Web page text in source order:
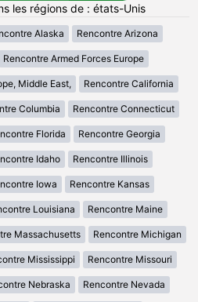
les régions de : états-Unis
Alaska Rencontre Arizona
Rencontre Armed Forces Europe
Middle East, Rencontre California
Columbia Rencontre Connecticut
Florida Rencontre Georgia
Idaho Rencontre Illinois
Iowa Rencontre Kansas
Louisiana Rencontre Maine
Massachusetts Rencontre Michigan
Mississippi Rencontre Missouri
Nebraska Rencontre Nevada